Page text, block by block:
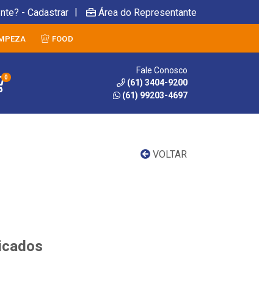
- Cadastrar | Área do Representante
FOOD
0
Fale Conosco
(61) 3404-9200
(61) 99203-4697
VOLTAR